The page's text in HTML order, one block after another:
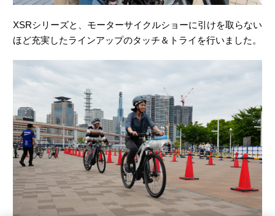
XSRシリーズと、モーターサイクルショーに引けを取らない
ほど充実したラインアップのタッチ＆トライを行いました。